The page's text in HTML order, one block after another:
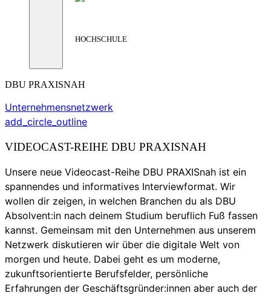
HOCHSCHULE
DBU PRAXISNAH
Unternehmensnetzwerk
add_circle_outline
VIDEOCAST-REIHE DBU PRAXISNAH
Unsere neue Videocast-Reihe DBU PRAXISnah ist ein
spannendes und informatives Interviewformat. Wir
wollen dir zeigen, in welchen Branchen du als DBU
Absolvent:in nach deinem Studium beruflich Fuß fassen
kannst. Gemeinsam mit den Unternehmen aus unserem
Netzwerk diskutieren wir über die digitale Welt von
morgen und heute. Dabei geht es um moderne,
zukunftsorientierte Berufsfelder, persönliche
Erfahrungen der Geschäftsgründer:innen aber auch der